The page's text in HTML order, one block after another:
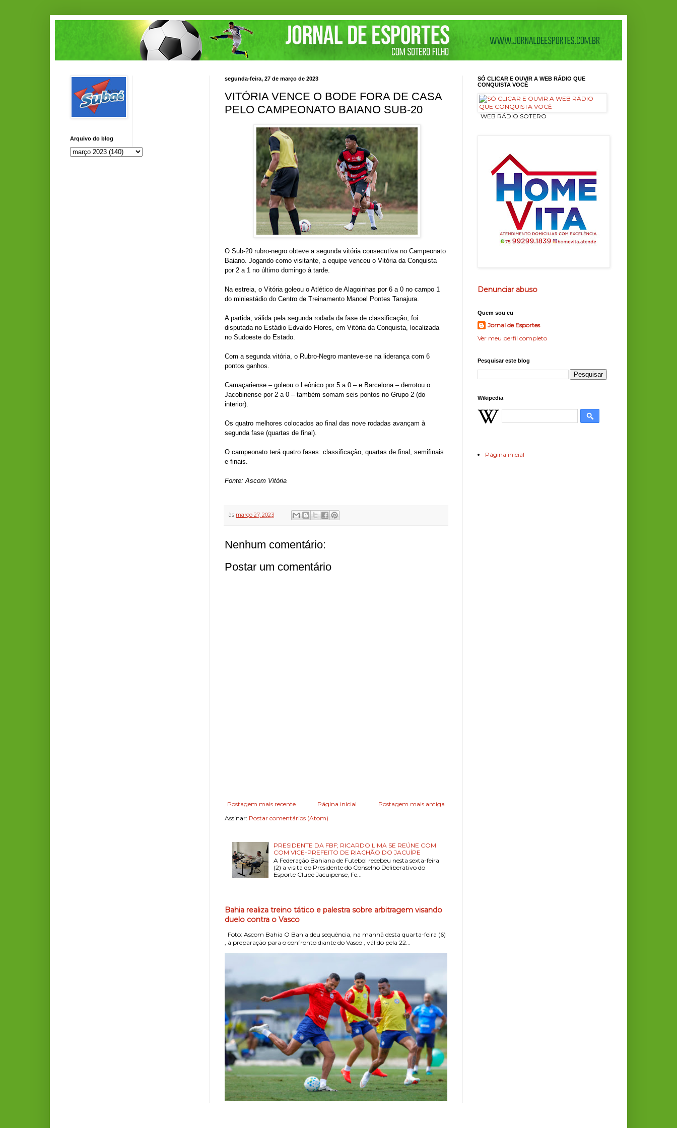
segunda-feira, 27 de março de 2023
VITÓRIA VENCE O BODE FORA DE CASA
PELO CAMPEONATO BAIANO SUB-20
O Sub-20 rubro-negro obteve a segunda vitória consecutiva no Campeonato
Baiano. Jogando como visitante, a equipe venceu o Vitória da Conquista
por 2 a 1 no último domingo à tarde.
Na estreia, o Vitória goleou o Atlético de Alagoinhas por 6 a 0 no campo 1
do miniestádio do Centro de Treinamento Manoel Pontes Tanajura.
A partida, válida pela segunda rodada da fase de classificação, foi
disputada no Estádio Edvaldo Flores, em Vitória da Conquista, localizada
no Sudoeste do Estado.
Com a segunda vitória, o Rubro-Negro manteve-se na liderança com 6
pontos ganhos.
Camaçariense – goleou o Leônico por 5 a 0 – e Barcelona – derrotou o
Jacobinense por 2 a 0 – também somam seis pontos no Grupo 2 (do
interior).
Os quatro melhores colocados ao final das nove rodadas avançam à
segunda fase (quartas de final).
O campeonato terá quatro fases: classificação, quartas de final, semifinais
e finais.
Fonte: Ascom Vitória
às março 27, 2023
Nenhum comentário:
Postar um comentário
Postagem mais recente Postagem mais antiga
Página inicial
Assinar: Postar comentários (Atom)
PRESIDENTE DA FBF; RICARDO LIMA SE REÚNE COM
COM VICE-PREFEITO DE RIACHÃO DO JACUÍPE
A Federação Bahiana de Futebol recebeu nesta sexta-feira
(2) a visita do Presidente do Conselho Deliberativo do
Esporte Clube Jacuipense, Fe...
Bahia realiza treino tático e palestra sobre arbitragem visando
duelo contra o Vasco
Foto: Ascom Bahia O Bahia deu sequência, na manhã desta quarta-feira (6)
, à preparação para o confronto diante do Vasco , válido pela 22...
Arquivo do blog
SÓ CLICAR E OUVIR A WEB RÁDIO QUE
CONQUISTA VOCÊ
ㅤ WEB RÁDIO SOTERO
Denunciar abuso
Quem sou eu
Jornal de Esportes
Ver meu perfil completo
Pesquisar este blog
Wikipedia
Página inicial